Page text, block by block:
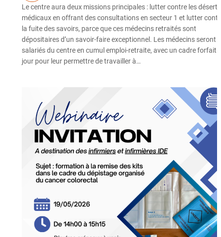
Le centre aura deux missions principales : lutter contre les déserts
médicaux en offrant des consultations en secteur 1 et lutter
la fuite des savoirs, parce que ces médecins retraités sont
dépositaires d’un savoir-faire exceptionnel. Les médecins seront
salariés du centre en cumul emploi-retraite, avec un cadre forfait
jour pour leur permettre de travailler à…